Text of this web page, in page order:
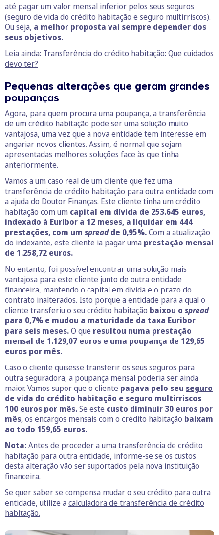
até pagar um valor mensal inferior pelos seus seguros
(seguro de vida do crédito habitação e seguro multirriscos).
Ou seja, a melhor proposta vai sempre depender dos
seus objetivos.
Leia ainda: Transferência do crédito habitação: Que cuidados
devo ter?
Pequenas alterações que geram grandes
poupanças
Agora, para quem procura uma poupança, a transferência
de um crédito habitação pode ser uma solução muito
vantajosa, uma vez que a nova entidade tem interesse em
angariar novos clientes. Assim, é normal que sejam
apresentadas melhores soluções face às que tinha
anteriormente.
Vamos a um caso real de um cliente que fez uma
transferência de crédito habitação para outra entidade com
a ajuda do Doutor Finanças. Este cliente tinha um crédito
habitação com um capital em dívida de 253.645 euros,
indexado à Euribor a 12 meses, a liquidar em 444
prestações, com um spreadde 0,95%.Com a atualização
do indexante, este cliente ia pagar uma prestação mensal
de 1.258,72 euros.
No entanto, foi possível encontrar uma solução mais
vantajosa para este cliente junto de outra entidade
financeira, mantendo o capital em dívida e o prazo do
contrato inalterados. Isto porque a entidade para a qual o
cliente transferiu o seu crédito habitação baixou o spread
para 0,7% e mudou a maturidade da taxa Euribor
para seis meses.O que resultou numa prestação
mensal de 1.129,07 euros e uma poupança de 129,65
euros por mês.
Caso o cliente quisesse transferir os seus seguros para
outra seguradora, a poupança mensal poderia ser ainda
maior. Vamos supor que o cliente pagava pelo seu seguro
de vida do crédito habitação e seguro multirriscos
100 euros por mês.Se este custo diminuir 30 euros por
mês,os encargos mensais com o crédito habitação baixam
ao todo 159,65 euros.
Nota:Antes de proceder a uma transferência de crédito
habitação para outra entidade, informe-se se os custos
desta alteração vão ser suportados pela nova instituição
financeira.
Se quer saber se compensa mudar o seu crédito para outra
entidade, utilize a calculadora de transferência de crédito
habitação.